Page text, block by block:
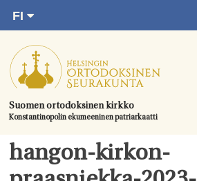
suoraan
sisältöön.
Suomen ortodoksinen kirkko
Konstantinopolin ekumeeninen patriarkaatti
FI
SV
EN
UA
Etusivu
Ajankohtaista
Juhlat & toimitukset
Kirkot
Apua & tukea
hangon-kirkon-